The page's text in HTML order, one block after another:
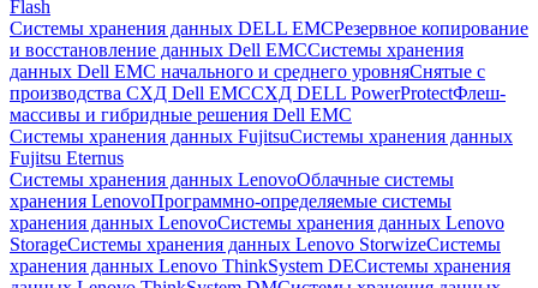
Flash
Системы хранения данных DELL EMCРезервное копирование
и восстановление данных Dell EMCСистемы хранения
данных Dell EMC начального и среднего уровняСнятые с
производства СХД Dell EMCСХД DELL PowerProtectФлеш-
массивы и гибридные решения Dell EMC
Системы хранения данных FujitsuСистемы хранения данных
Fujitsu Eternus
Системы хранения данных LenovoОблачные системы
хранения LenovoПрограммно-определяемые системы
хранения данных LenovoСистемы хранения данных Lenovo
StorageСистемы хранения данных Lenovo StorwizeСистемы
хранения данных Lenovo ThinkSystem DEСистемы хранения